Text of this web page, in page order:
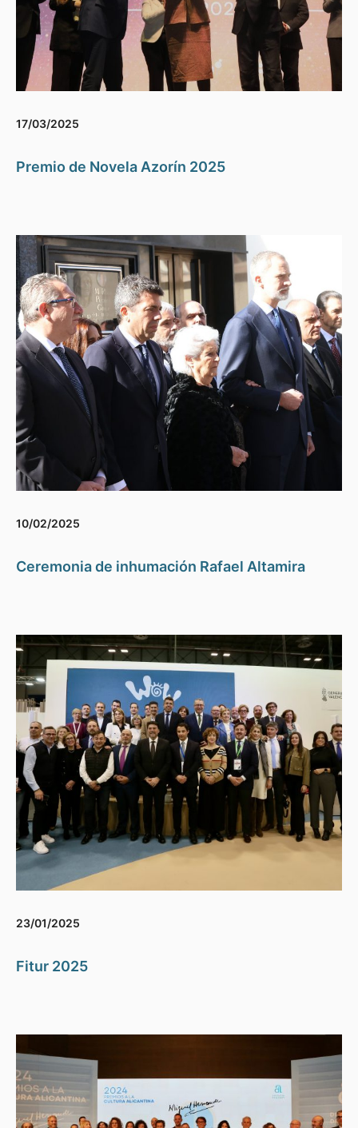
17/03/2025
Premio de Novela Azorín 2025
10/02/2025
Ceremonia de inhumación Rafael Altamira
23/01/2025
Fitur 2025